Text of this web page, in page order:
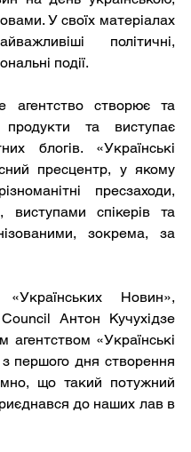
У своїх матеріалах
політичні,
події.
агентство створює та
продукти та виступає
блогів. «Українські
пресцентр, у якому
пресзаходи,
спікерів та
зокрема, за
Новин»,
Антон Кучухідзе
агентством «Українські
першого дня створення
що такий потужний
до наших лав в